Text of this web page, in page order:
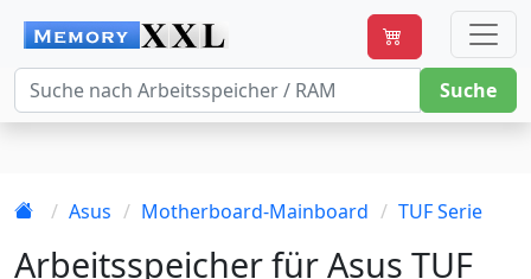
Suche
Asus Motherboard-Mainboard TUF Serie
Arbeitsspeicher für Asus TUF